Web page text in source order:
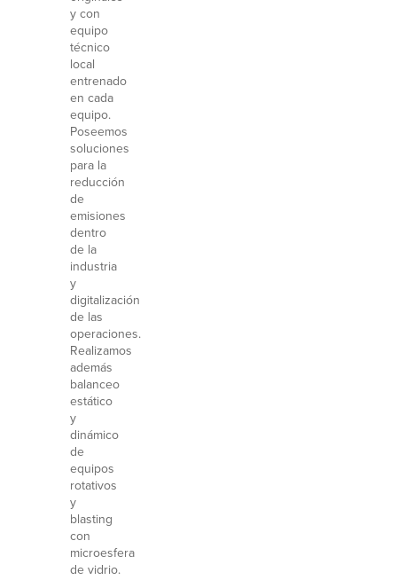
y con
equipo
técnico
local
entrenado
en cada
equipo.
Poseemos
soluciones
para la
reducción
de
emisiones
dentro
de la
industria
y
digitalización
de las
operaciones.
Realizamos
además
balanceo
estático
y
dinámico
de
equipos
rotativos
y
blasting
con
microesfera
de vidrio.